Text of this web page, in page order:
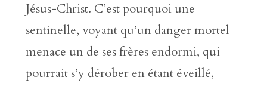
Jésus-Christ. C’est pourquoi une
sentinelle, voyant qu’un danger mortel
menace un de ses frères endormi, qui
pourrait s’y dérober en étant éveillé,